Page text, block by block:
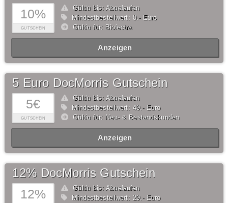
10%
GUTSCHEIN
Gültig bis: Abgelaufen
Mindestbestellwert: 0,- Euro
Gültig für: Biolectra
Anzeigen
5€
GUTSCHEIN
5 Euro DocMorris Gutschein
Gültig bis: Abgelaufen
Mindestbestellwert: 49,- Euro
Gültig für: Neu- & Bestandskunden
Anzeigen
12%
12% DocMorris Gutschein
Gültig bis: Abgelaufen
Mindestbestellwert: 29,- Euro